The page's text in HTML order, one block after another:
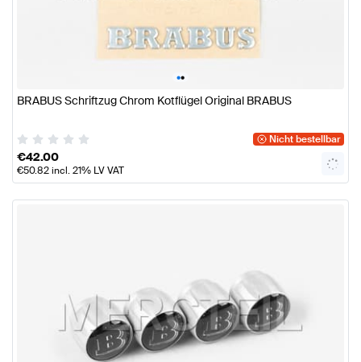
••
BRABUS Schriftzug Chrom Kotflügel Original BRABUS
Nicht bestellbar
€42.00
€50.82incl. 21% LV VAT